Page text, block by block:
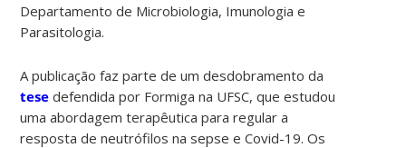
Departamento de Microbiologia, Imunologia e
Parasitologia.
A publicação faz parte de um desdobramento da
tese defendida por Formiga na UFSC, que estudou
uma abordagem terapêutica para regular a
resposta de neutrófilos na sepse e Covid-19. Os